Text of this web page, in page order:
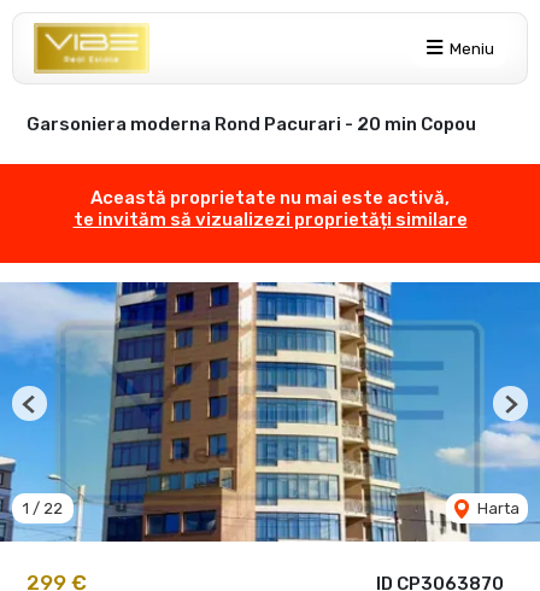
Meniu
Garsoniera moderna Rond Pacurari - 20 min Copou
Această proprietate nu mai este activă,
te invităm să vizualizezi proprietăți similare
ID CP3063870
299 €
1 / 22 Harta
Previous